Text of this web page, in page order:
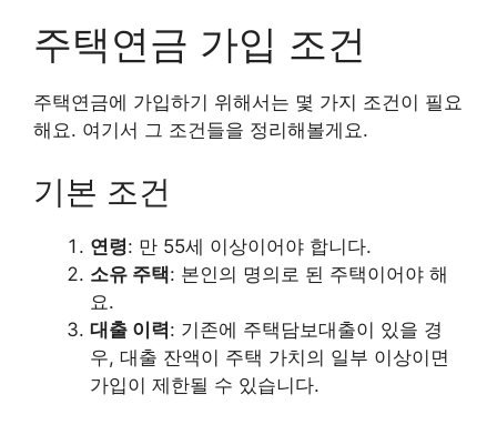
주택연금 가입 조건
주택연금에 가입하기 위해서는 몇 가지 조건이 필요
해요. 여기서 그 조건들을 정리해볼게요.
기본 조건
연령: 만 55세 이상이어야 합니다.
소유 주택: 본인의 명의로 된 주택이어야 해
요.
대출 이력: 기존에 주택담보대출이 있을 경
우, 대출 잔액이 주택 가치의 일부 이상이면
가입이 제한될 수 있습니다.